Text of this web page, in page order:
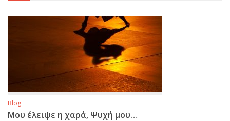
Blog
Μου έλειψε η χαρά, Ψυχή μου…